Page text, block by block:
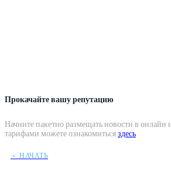
Прокачайте вашу репутацию
Начните пакетно размещать новости в онлайн
тарифами можете ознакомитьсяздесь
﹢ НАЧАТЬ